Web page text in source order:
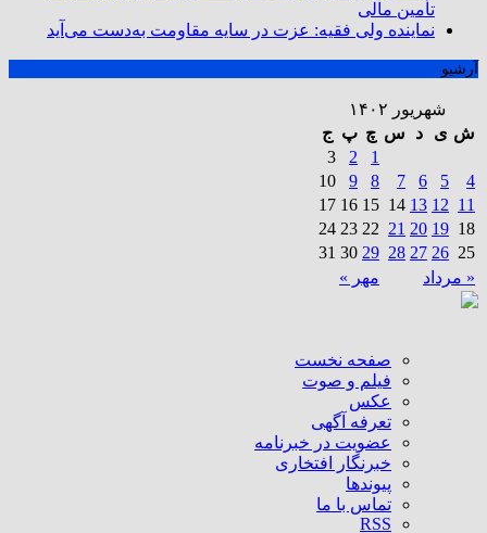
تأمین مالی
نماینده ولی فقیه: عزت در سایه مقاومت به‌دست می‌آید
آرشیو
شهریور ۱۴۰۲
ش ی د س چ پ ج
« مرداد مهر »
1
2
3
4
5
6
7
8
9
10
11
12
13
14
15
16
17
18
19
20
21
22
23
24
25
26
27
28
29
30
31
صفحه نخست
فیلم و صوت
عکس
تعرفه آگهی
عضویت در خبرنامه
خبرنگار افتخاری
پیوندها
تماس با ما
RSS